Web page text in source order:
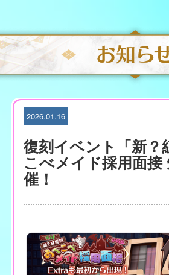
i
p
t
o
c
2026.01.16
復刻イベント「新？
こべメイド採用面接
催！